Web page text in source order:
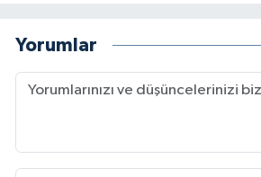
Yorumlar